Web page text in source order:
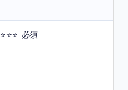
⭐⭐⭐ 必須